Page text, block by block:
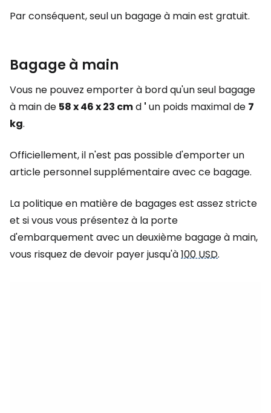
Par conséquent, seul un bagage à main est gratuit.
Bagage à main
Vous ne pouvez emporter à bord qu'un seul bagage
à main de 58 x 46 x 23 cmd ' un poids maximal de 7
kg.
Officiellement, il n'est pas possible d'emporter un
article personnel supplémentaire avec ce bagage.
La politique en matière de bagages est assez stricte
et si vous vous présentez à la porte
d'embarquement avec un deuxième bagage à main,
vous risquez de devoir payer jusqu'à100 USD.